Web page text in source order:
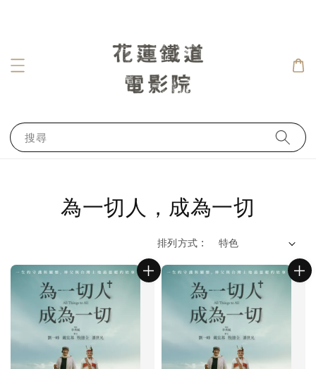
搜尋
為一切人，成為一切
排列方式 :